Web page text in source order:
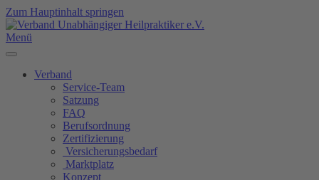
Zum Hauptinhalt springen
Menü
Verband
Service-Team
Satzung
FAQ
Berufsordnung
Zertifizierung
Versicherungsbedarf
Marktplatz
Konzept